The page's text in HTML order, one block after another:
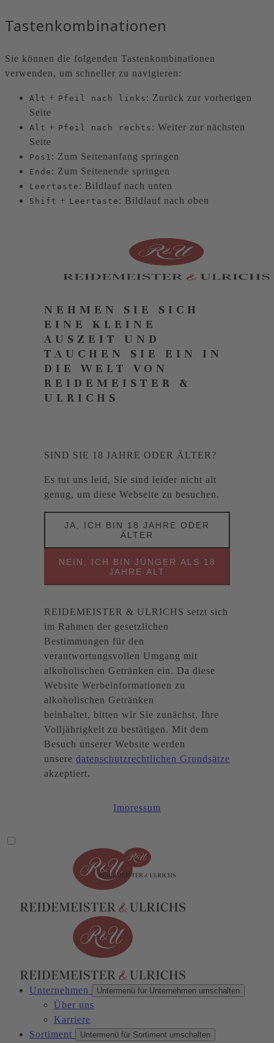
Tastenkombinationen
Sie können die folgenden Tastenkombinationen
verwenden, um schneller zu navigieren:
Alt + Pfeil nach links : Zurück zur vorherigen
Seite
Alt + Pfeil nach rechts : Weiter zur nächsten
Seite
Pos1 : Zum Seitenanfang springen
Ende : Zum Seitenende springen
Leertaste : Bildlauf nach unten
Shift + Leertaste : Bildlauf nach oben
NEHMEN SIE SICH
EINE KLEINE
AUSZEIT UND
TAUCHEN SIE EIN IN
DIE WELT VON
REIDEMEISTER &
ULRICHS
SIND SIE 18 JAHRE ODER ÄLTER?
Es tut uns leid, Sie sind leider nicht alt
genug, um diese Webseite zu besuchen.
JA, ICH BIN 18 JAHRE ODER
ÄLTER
NEIN, ICH BIN JÜNGER ALS 18
JAHRE ALT
REIDEMEISTER & ULRICHS setzt sich
im Rahmen der gesetzlichen
Bestimmungen für den
verantwortungsvollen Umgang mit
alkoholischen Getränken ein. Da diese
Website Werbeinformationen zu
alkoholischen Getränken
beinhaltet, bitten wir Sie zunächst, Ihre
Volljährigkeit zu bestätigen. Mit dem
Besuch unserer Website werden
unsere datenschutzrechtlichen Grundsätze
akzeptiert.
Impressum
Unternehmen Untermenü für Unternehmen umschalten
Über uns
Karriere
Sortiment
Untermenü für Sortiment umschalten